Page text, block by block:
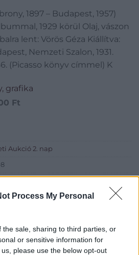
Process My Personal
the sale, sharing to third parties, or
or sensitive information for
please use the below opt-out
1897 – Budapest, 1957)
1929 körül Olaj, vászon
lent: Vörös Géza Kiállítva:
Nemzeti Szalon, 1931.
(Picasso könyv címmel) K
grafika
Ft
Aukció 2. nap
Központ